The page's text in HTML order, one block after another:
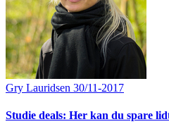
Gry Lauridsen 30/11-2017
Studie deals: Her kan du spare